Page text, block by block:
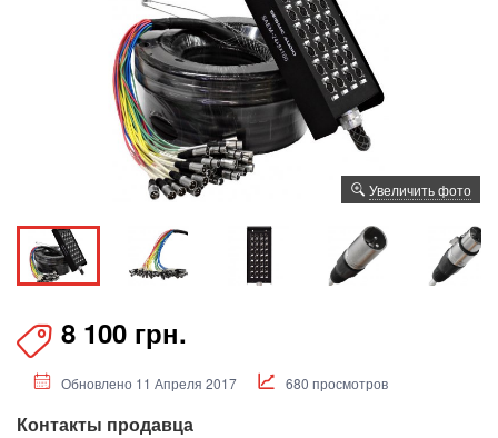
Увеличить фото
8 100 грн.
Обновлено 11 Апреля 2017 680 просмотров
Контакты продавца